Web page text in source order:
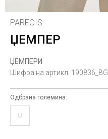
PARFOIS
ЏЕМПЕР
ЏЕМПЕРИ
Шифра на артикл: 190836_BG
Одбрана големина:
U